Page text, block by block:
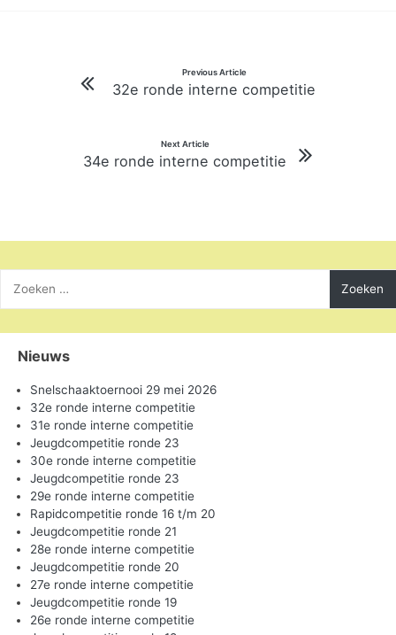
navigatie
Previous Article
32e ronde interne competitie
Next Article
34e ronde interne competitie
naar:
Nieuws
Snelschaaktoernooi 29 mei 2026
32e ronde interne competitie
31e ronde interne competitie
Jeugdcompetitie ronde 23
30e ronde interne competitie
Jeugdcompetitie ronde 23
29e ronde interne competitie
Rapidcompetitie ronde 16 t/m 20
Jeugdcompetitie ronde 21
28e ronde interne competitie
Jeugdcompetitie ronde 20
27e ronde interne competitie
Jeugdcompetitie ronde 19
26e ronde interne competitie